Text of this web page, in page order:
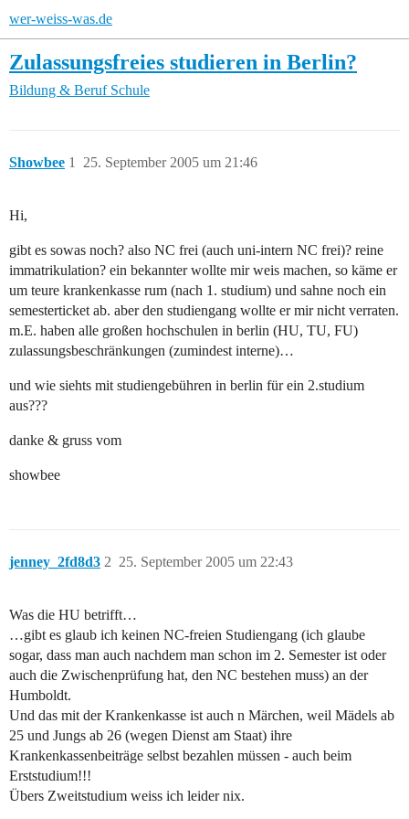
wer-weiss-was.de
Zulassungsfreies studieren in Berlin?
Bildung & Beruf Schule
Showbee 25. September 2005 um 21:46
1
Hi,
gibt es sowas noch? also NC frei (auch uni-intern NC frei)? reine
immatrikulation? ein bekannter wollte mir weis machen, so käme er
um teure krankenkasse rum (nach 1. studium) und sahne noch ein
semesterticket ab. aber den studiengang wollte er mir nicht verraten.
m.E. haben alle großen hochschulen in berlin (HU, TU, FU)
zulassungsbeschränkungen (zumindest interne)…
und wie siehts mit studiengebühren in berlin für ein 2.studium
aus???
danke & gruss vom
showbee
jenney_2fd8d3 25. September 2005 um 22:43
2
Was die HU betrifft…
…gibt es glaub ich keinen NC-freien Studiengang (ich glaube
sogar, dass man auch nachdem man schon im 2. Semester ist oder
auch die Zwischenprüfung hat, den NC bestehen muss) an der
Humboldt.
Und das mit der Krankenkasse ist auch n Märchen, weil Mädels ab
25 und Jungs ab 26 (wegen Dienst am Staat) ihre
Krankenkassenbeiträge selbst bezahlen müssen - auch beim
Erststudium!!!
Übers Zweitstudium weiss ich leider nix.